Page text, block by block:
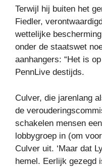
Terwijl hij buiten het
Fiedler,
wettelijke
onder de staatswet
aanhangers: “Het is
PennLive destijds.
Culver, die jarenlang
de
schakelen mensen
lobbygroep in (om
Culver uit. ‘Maar dat
hemel. Eerlijk gezegd